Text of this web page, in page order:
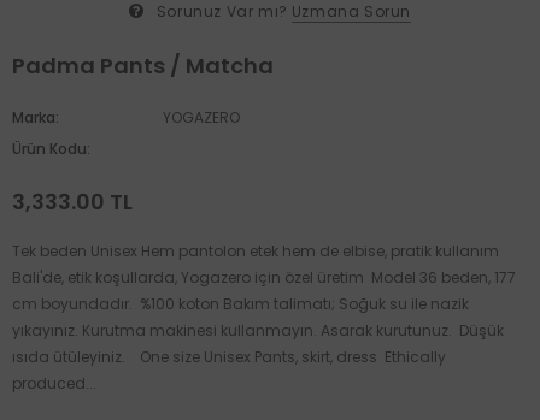
Sorunuz Var mı? Uzmana Sorun
Padma Pants / Matcha
Marka:
YOGAZERO
Ürün Kodu:
3,333.00 TL
Tek beden Unisex Hem pantolon etek hem de elbise, pratik kullanım
Bali'de, etik koşullarda, Yogazero için özel üretim Model 36 beden, 177
cm boyundadır. %100 koton Bakım talimatı; Soğuk su ile nazik
yıkayınız. Kurutma makinesi kullanmayın. Asarak kurutunuz. Düşük
ısıda ütüleyiniz. One size Unisex Pants, skirt, dress Ethically
produced...